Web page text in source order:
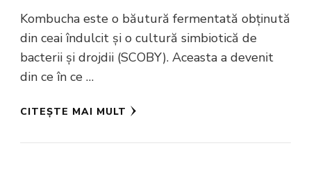
Kombucha este o băutură fermentată obținută
din ceai îndulcit și o cultură simbiotică de
bacterii și drojdii (SCOBY). Aceasta a devenit
din ce în ce …
CITEȘTE MAI MULT